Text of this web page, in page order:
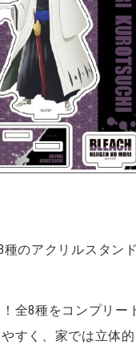
のアクリルスタン
全8種をコンプリー
すく、家では立体的